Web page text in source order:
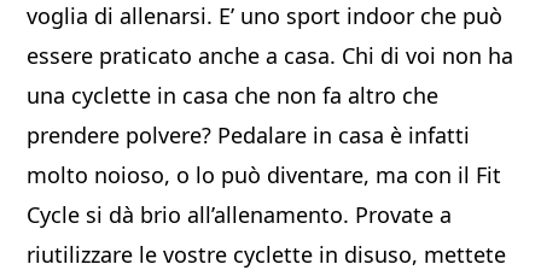
voglia di allenarsi. E’ uno sport indoor che può
essere praticato anche a casa. Chi di voi non ha
una cyclette in casa che non fa altro che
prendere polvere? Pedalare in casa è infatti
molto noioso, o lo può diventare, ma con il Fit
Cycle si dà brio all’allenamento. Provate a
riutilizzare le vostre cyclette in disuso, mettete